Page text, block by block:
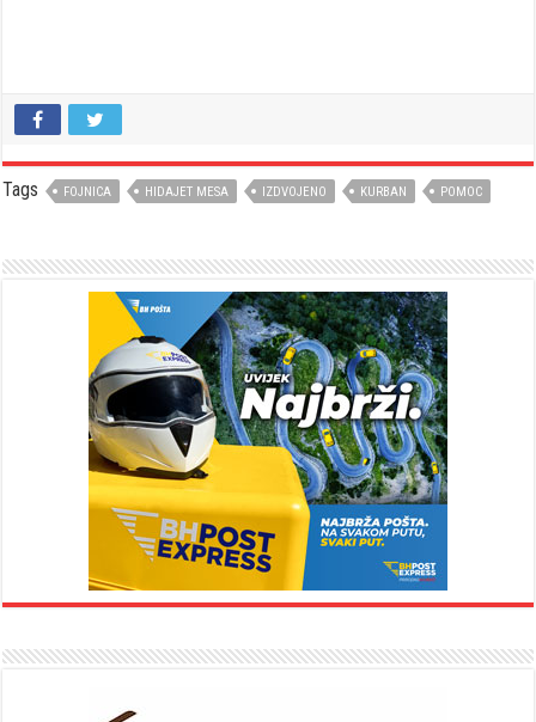
Tags FOJNICA HIDAJET MESA IZDVOJENO KURBAN POMOC